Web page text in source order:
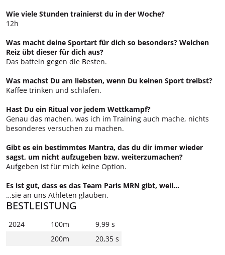
Wie viele Stunden trainierst du in der Woche?
12h
Was macht deine Sportart für dich so besonders? Welchen
Reiz übt dieser für dich aus?
Das batteln gegen die Besten.
Was machst Du am liebsten, wenn Du keinen Sport treibst?
Kaffee trinken und schlafen.
Hast Du ein Ritual vor jedem Wettkampf?
Genau das machen, was ich im Training auch mache, nichts
besonderes versuchen zu machen.
Gibt es ein bestimmtes Mantra, das du dir immer wieder
sagst, um nicht aufzugeben bzw. weiterzumachen?
Aufgeben ist für mich keine Option.
Es ist gut, dass es das Team Paris MRN gibt, weil...
…sie an uns Athleten glauben.
BESTLEISTUNG
2024 100m
9,99 s
200m
20,35 s